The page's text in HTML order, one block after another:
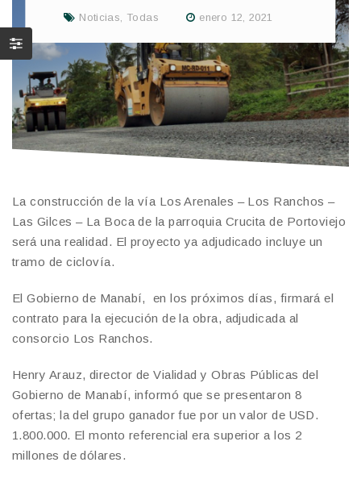
Noticias Todas enero 12, 2021
La construcción de la vía Los Arenales – Los Ranchos –
Las Gilces – La Boca de la parroquia Crucita de Portoviejo
será una realidad. El proyecto ya adjudicado incluye un
tramo de ciclovía.
El Gobierno de Manabí, en los próximos días, firmará el
contrato para la ejecución de la obra, adjudicada al
consorcio Los Ranchos.
Henry Arauz, director de Vialidad y Obras Públicas del
Gobierno de Manabí, informó que se presentaron 8
ofertas; la del grupo ganador fue por un valor de USD.
1.800.000. El monto referencial era superior a los 2
millones de dólares.